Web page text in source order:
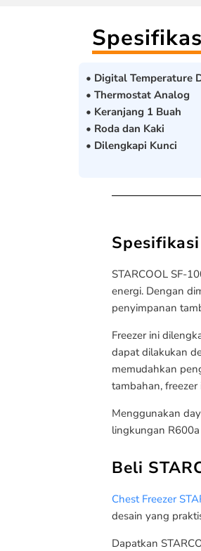
• Digital Temperature
• Thermostat Analog
• Keranjang 1 Buah
• Roda dan Kaki
• Dilengkapi Kunci
STARCOOL SF-
energi. Dengan
penyimpanan
Freezer ini
dapat dilakukan
memudahkan
tambahan,
Menggunakan
lingkungan
Beli
Chest Freezer
desain yang
Dapatkan